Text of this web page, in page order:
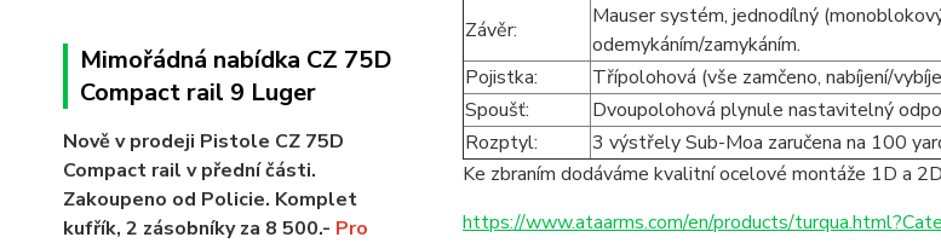
Mimořádná nabídka CZ 75D
Compact rail 9 Luger
Nově v prodeji Pistole CZ 75D
Compact rail v přední části.
Zakoupeno od Policie. Komplet
kufřík, 2 zásobníky za 8 500.- Pro
Závěr:
Mauser systém, jednodílný
odemykáním/zamykáním.
Pojistka:
Třípolohová (vše zamčeno, nabíjení/
Spoušť:
Dvoupolohová plynule nastavitelný
Rozptyl:
3 výstřely Sub-Moa zaručena na 100
Ke zbraním dodáváme kvalitní ocelové montáže 1D a
https://www.ataarms.com/en/products/